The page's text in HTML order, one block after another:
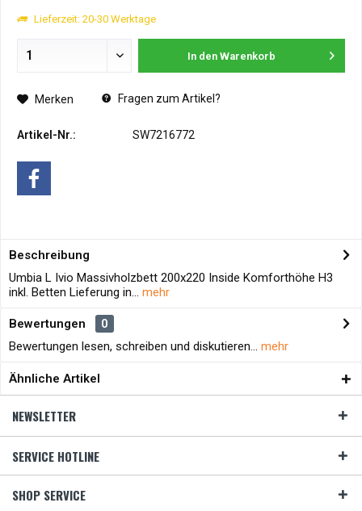
Lieferzeit: 20-30 Werktage
In den Warenkorb
Merken Fragen zum Artikel?
Artikel-Nr.: SW7216772
Beschreibung
Umbia L Ivio Massivholzbett 200x220 Inside Komforthöhe H3
inkl. Betten Lieferung in... mehr
Bewertungen
0
Bewertungen lesen, schreiben und diskutieren... mehr
Ähnliche Artikel
NEWSLETTER
SERVICE HOTLINE
SHOP SERVICE